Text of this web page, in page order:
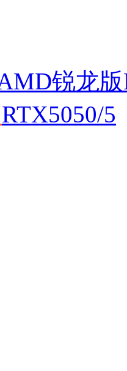
锐龙
RTX5050/5